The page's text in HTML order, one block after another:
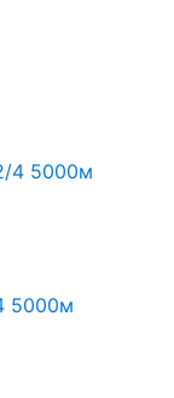
5000м